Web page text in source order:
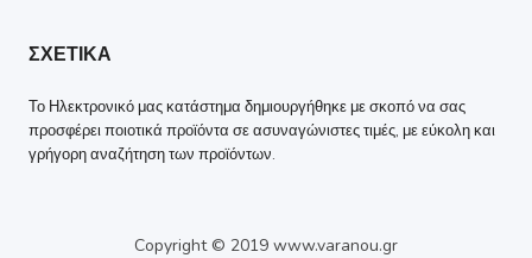
ΣΧΕΤΙΚΑ
Το Ηλεκτρονικό μας κατάστημα δημιουργήθηκε με σκοπό να σας
προσφέρει ποιοτικά προϊόντα σε ασυναγώνιστες τιμές, με εύκολη και
γρήγορη αναζήτηση των προϊόντων.
Copyright © 2019 www.varanou.gr